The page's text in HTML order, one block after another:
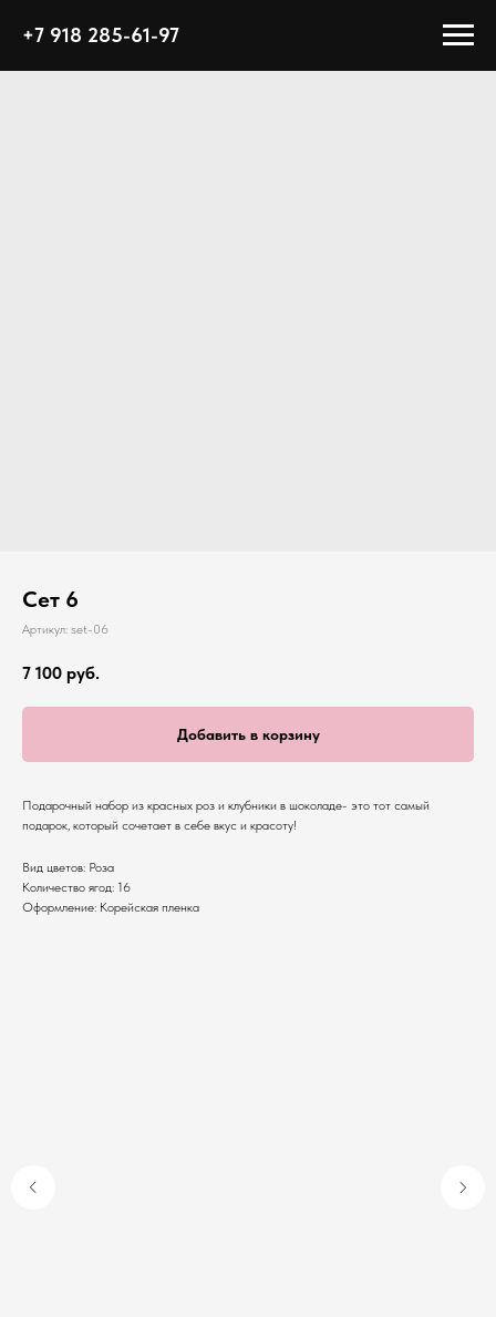
+7 918 285-61-97
Сет 6
Артикул: set-06
7 100 руб.
Добавить в корзину
Подарочный набор из красных роз и клубники в шоколаде- это тот самый
подарок, который сочетает в себе вкус и красоту!
Вид цветов: Роза
Количество ягод: 16
Оформление: Корейская пленка